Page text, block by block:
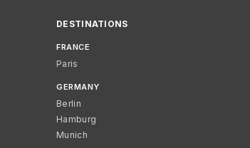
DESTINATIONS
FRANCE
Paris
GERMANY
Berlin
Hamburg
Munich